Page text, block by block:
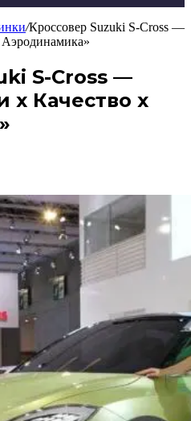
/Кроссовер Suzuki S-Cross —
S-Cross —
х Качество х